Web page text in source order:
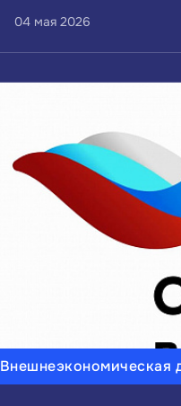
04 мая 2026
Внешнеэкономическая